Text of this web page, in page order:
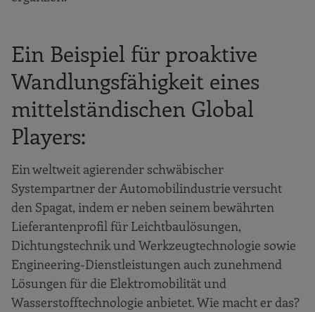
Ein Beispiel für proaktive
Wandlungsfähigkeit eines
mittelständischen Global
Players:
Ein weltweit agierender schwäbischer
Systempartner der Automobilindustrie versucht
den Spagat, indem er neben seinem bewährten
Lieferantenprofil für Leichtbaulösungen,
Dichtungstechnik und Werkzeugtechnologie sowie
Engineering-Dienstleistungen auch zunehmend
Lösungen für die Elektromobilität und
Wasserstofftechnologie anbietet. Wie macht er das?